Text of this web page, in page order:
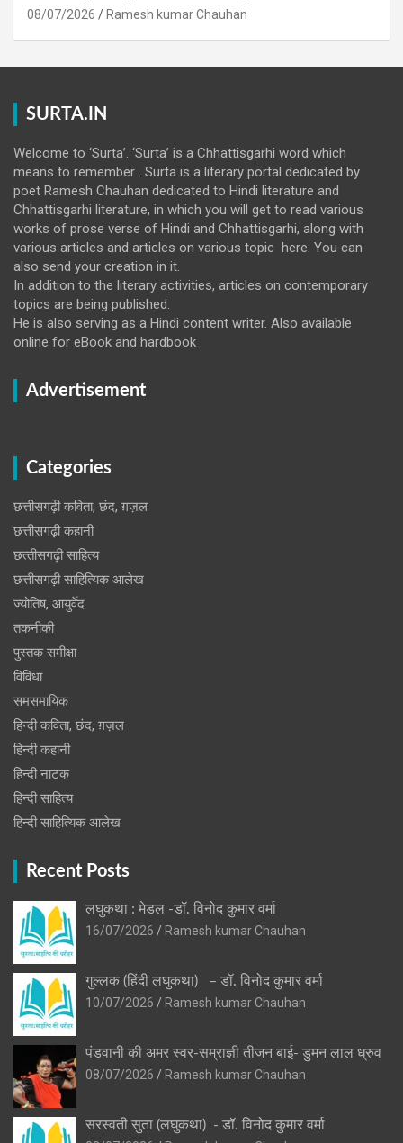
08/07/2026 Ramesh kumar Chauhan
SURTA.IN
Welcome to ‘Surta’. ‘Surta’ is a Chhattisgarhi word which
means to remember . Surta is a literary portal dedicated by
poet Ramesh Chauhan dedicated to Hindi literature and
Chhattisgarhi literature, in which you will get to read various
works of prose verse of Hindi and Chhattisgarhi, along with
various articles and articles on various topic here. You can
also send your creation in it.
In addition to the literary activities, articles on contemporary
topics are being published.
He is also serving as a Hindi content writer. Also available
online for eBook and hardbook
Advertisement
Categories
छत्तीसगढ़ी कविता, छंद, ग़ज़ल
छत्तीसगढ़ी कहानी
छत्‍तीसगढ़ी साहित्‍य
छत्तीसगढ़ी साहित्यिक आलेख
ज्योतिष, आयुर्वेद
तकनीकी
पुस्‍तक समीक्षा
विविधा
समसमायिक
हिन्दी कविता, छंद, ग़ज़ल
हिन्दी कहानी
हिन्‍दी नाटक
हिन्दी साहित्य
हिन्दी साहित्यिक आलेख
Recent Posts
लघुकथा : मेडल -डॉ. विनोद कुमार वर्मा
16/07/2026
Ramesh kumar Chauhan
गुल्लक (हिंदी लघुकथा) – डॉ. विनोद कुमार वर्मा
10/07/2026
Ramesh kumar Chauhan
पंडवानी की अमर स्वर-सम्राज्ञी तीजन बाई- डुमन लाल ध्रुव
08/07/2026
Ramesh kumar Chauhan
सरस्वती सुता (लघुकथा) ​- डॉ. विनोद कुमार वर्मा